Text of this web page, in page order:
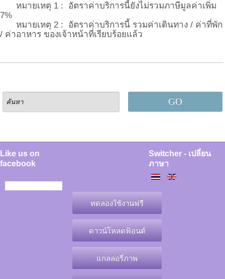
หมายเหตุ 1 : อัตราค่าบริการนี้ยังไม่รวมภาษีมูลค่าเพิ่ม
7%
หมายเหตุ 2 : อัตราค่าบริการนี้ รวมค่าเดินทาง / ค่าที่พัก
/ ค่าอาหาร ของเจ้าหน้าที่เรียบร้อยแล้ว
GO
Like us on
facebook
ทดลองใช้งานฟรี
ดาวน์โหลดฟ้อนต์
แกลลอรี่ภาพ
Switcher - เปลี่ยน
ภาษา